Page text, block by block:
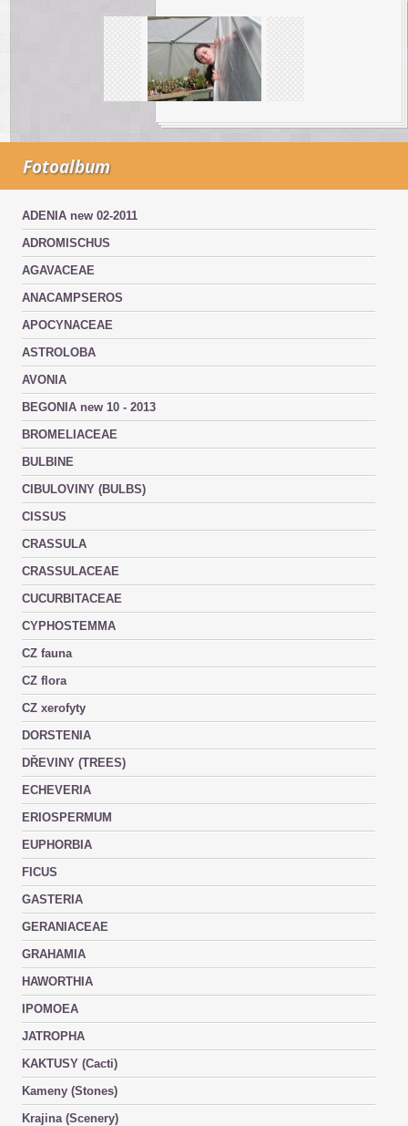
Fotoalbum
ADENIA new 02-2011
ADROMISCHUS
AGAVACEAE
ANACAMPSEROS
APOCYNACEAE
ASTROLOBA
AVONIA
BEGONIA new 10 - 2013
BROMELIACEAE
BULBINE
CIBULOVINY (BULBS)
CISSUS
CRASSULA
CRASSULACEAE
CUCURBITACEAE
CYPHOSTEMMA
CZ fauna
CZ flora
CZ xerofyty
DORSTENIA
DŘEVINY (TREES)
ECHEVERIA
ERIOSPERMUM
EUPHORBIA
FICUS
GASTERIA
GERANIACEAE
GRAHAMIA
HAWORTHIA
IPOMOEA
JATROPHA
KAKTUSY (Cacti)
Kameny (Stones)
Krajina (Scenery)